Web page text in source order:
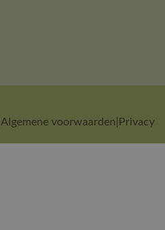
Algemene voorwaarden Privacy